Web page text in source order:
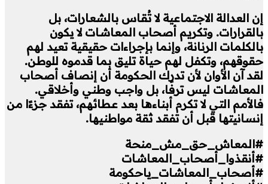
إن العدالة الاجتماعية لا تُقاس بالشعارات، بل
بالقرارات. وتكريم أصحاب المعاشات لا يكون
بالكلمات الرنانة، وإنما بإجراءات حقيقية تعيد لهم
حقوقهم، وتكفل لهم حياة تليق بما قدموه للوطن.
لقد آن الأوان لأن تدرك الحكومة أن إنصاف أصحاب
المعاشات ليس ترفًا، بل واجب وطني وأخلاقي.
فالأمم التي لا تكرم أبناءها بعد عطائهم، تفقد جزءًا من
إنسانيتها قبل أن تفقد ثقة مواطنيها.
#المعاش_حق_مش_منحة
#أنقذوا_أصحاب_المعاشات
#أصحاب_المعاشات_ياحكومة